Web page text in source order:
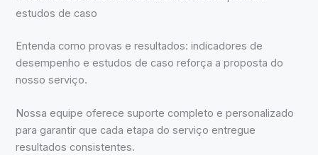
estudos de caso
Entenda como provas e resultados: indicadores de
desempenho e estudos de caso reforça a proposta do
nosso serviço.
Nossa equipe oferece suporte completo e personalizado
para garantir que cada etapa do serviço entregue
resultados consistentes.